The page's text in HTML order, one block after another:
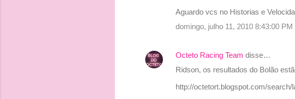
Aguardo vcs no Historias e
domingo, julho 11, 2010 8:43:00 PM
Octeto Racing Team disse…
Ridson, os resultados do Bolão
http://octetort.blogspot.com/